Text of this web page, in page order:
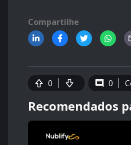
Compartilhe
0 0
Recomendados